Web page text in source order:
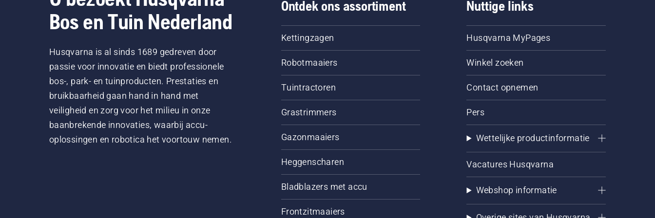
Bos en Tuin Nederland
Husqvarna is al sinds 1689 gedreven door
passie voor innovatie en biedt professionele
bos-, park- en tuinproducten. Prestaties en
bruikbaarheid gaan hand in hand met
veiligheid en zorg voor het milieu in onze
baanbrekende innovaties, waarbij accu-
oplossingen en robotica het voortouw nemen.
Ontdek ons assortiment
Kettingzagen
Robotmaaiers
Tuintractoren
Grastrimmers
Gazonmaaiers
Heggenscharen
Bladblazers met accu
Frontzitmaaiers
Nuttige links
Husqvarna MyPages
Winkel zoeken
Contact opnemen
Pers
Wettelijke productinformatie
Vacatures Husqvarna
Webshop informatie